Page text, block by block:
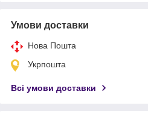
Умови доставки
Нова Пошта
Укрпошта
Всі умови доставки